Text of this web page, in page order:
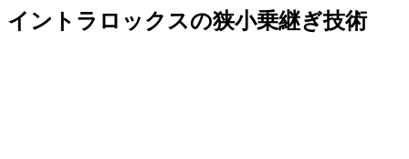
イントラロックスの狭小乗継ぎ技術